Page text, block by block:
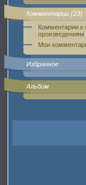
Комментарии (23)
Комментарии к
произведениям
Мои
Избранное
Альбом